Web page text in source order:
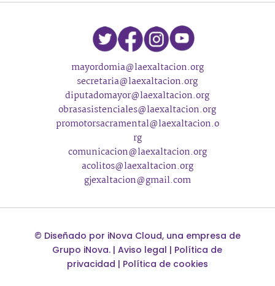
mayordomia@laexaltacion.org
secretaria@laexaltacion.org
diputadomayor@laexaltacion.org
obrasasistenciales@laexaltacion.org
promotorsacramental@laexaltacion.o
rg
comunicacion@laexaltacion.org
acolitos@laexaltacion.org
gjexaltacion@gmail.com
© Diseñado por iNova Cloud, una empresa de
Grupo iNova. |Aviso legal | Política de
privacidad | Política de cookies